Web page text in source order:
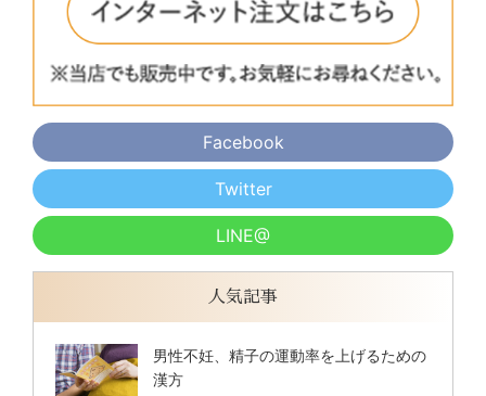
Facebook
Twitter
LINE@
人気記事
男性不妊、精子の運動率を上げるための
漢方